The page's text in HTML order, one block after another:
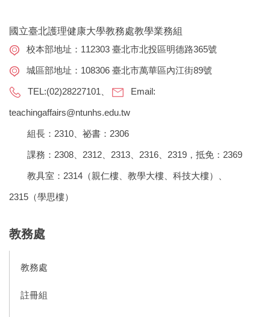
國立臺北護理健康大學教務處教學業務組
校本部地址：112303 臺北市北投區明德路365號
城區部地址：108306 臺北市萬華區內江街89號
TEL:(02)28227101、 Email:
teachingaffairs@ntunhs.edu.tw
組長：2310、祕書：2306
課務：2308、2312、2313、2316、2319，抵免：2369
教具室：2314（親仁樓、教學大樓、科技大樓）、
2315（學思樓）
教務處
教務處
註冊組